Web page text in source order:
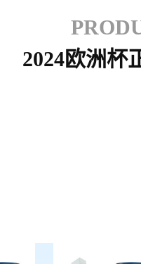
2024欧洲杯